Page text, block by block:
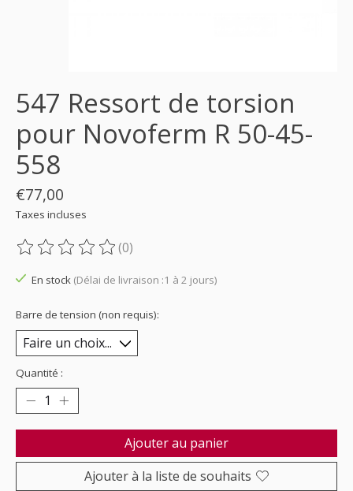
547 Ressort de torsion
pour Novoferm R 50-45-
558
€77,00
Taxes incluses
Ce produit est évalué à
(0)
En stock (Délai de livraison :1 à 2 jours)
Barre de tension (non requis):
Quantité :
Ajouter au panier
Ajouter à la liste de souhaits